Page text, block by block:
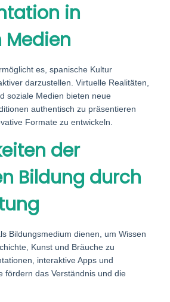
in
es, spanische Kultur
darzustellen. Virtuelle Realitäten,
soziale Medien bieten neue
authentisch zu präsentieren
Formate zu entwickeln.
der
Bildung durch
Bildungsmedium dienen, um Wissen
Kunst und Bräuche zu
interaktive Apps und
fördern das Verständnis und die